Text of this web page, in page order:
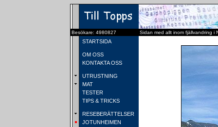
Besökare: 4980827 Sidan med allt inom fjällvandring i
STARTSIDA
OM OSS
KONTAKTA OSS
UTRUSTNING
MAT
TESTER
TIPS & TRICKS
RESEBERÄTTELSER
JOTUNHEIMEN